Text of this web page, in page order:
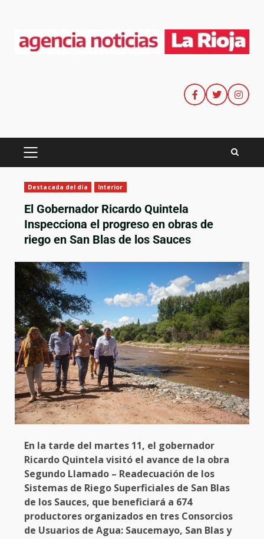
Destacada del día Interior
El Gobernador Ricardo Quintela
Inspecciona el progreso en obras de
riego en San Blas de los Sauces
En la tarde del martes 11, el gobernador
Ricardo Quintela visitó el avance de la obra
Segundo Llamado – Readecuación de los
Sistemas de Riego Superficiales de San Blas
de los Sauces, que beneficiará a 674
productores organizados en tres Consorcios
de Usuarios de Agua: Saucemayo, San Blas y